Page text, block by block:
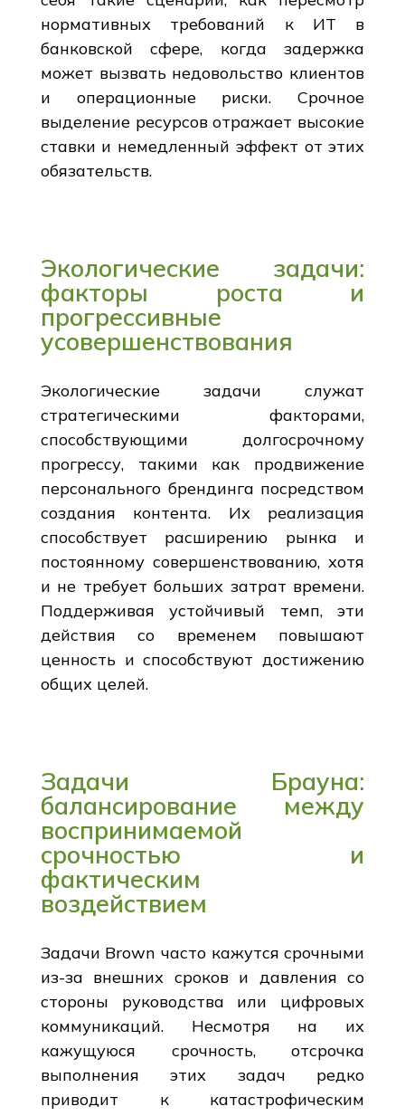
нормативных требований к ИТ в
банковской сфере, когда задержка
может вызвать недовольство клиентов
и операционные риски. Срочное
выделение ресурсов отражает высокие
ставки и немедленный эффект от этих
обязательств.
Экологические задачи:
факторы роста и
прогрессивные
усовершенствования
Экологические задачи служат
стратегическими факторами,
способствующими долгосрочному
прогрессу, такими как продвижение
персонального брендинга посредством
создания контента. Их реализация
способствует расширению рынка и
постоянному совершенствованию, хотя
и не требует больших затрат времени.
Поддерживая устойчивый темп, эти
действия со временем повышают
ценность и способствуют достижению
общих целей.
Задачи Брауна:
балансирование между
воспринимаемой
срочностью и
фактическим
воздействием
Задачи Brown часто кажутся срочными
из-за внешних сроков и давления со
стороны руководства или цифровых
коммуникаций. Несмотря на их
кажущуюся срочность, отсрочка
выполнения этих задач редко
приводит к катастрофическим